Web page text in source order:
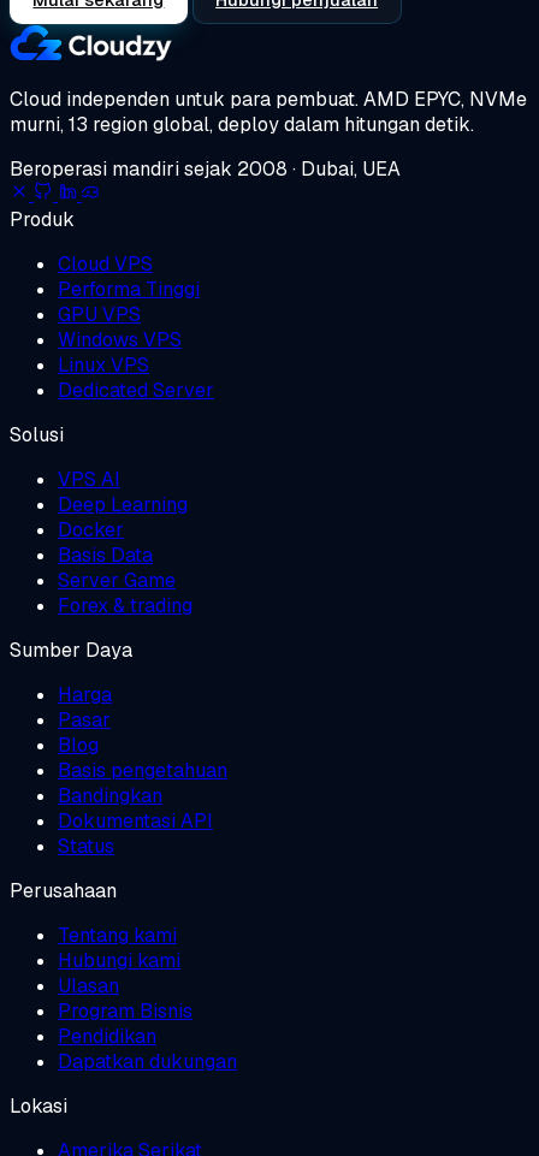
Cloud independen untuk para pembuat.AMD EPYC, NVMe
murni, 13 region global, deploy dalam hitungan detik.
Beroperasi mandiri sejak 2008 · Dubai, UEA
Produk
Cloud VPS
Performa Tinggi
GPU VPS
Windows VPS
Linux VPS
Dedicated Server
Solusi
VPS AI
Deep Learning
Docker
Basis Data
Server Game
Forex & trading
Sumber Daya
Harga
Pasar
Blog
Basis pengetahuan
Bandingkan
Dokumentasi API
Status
Perusahaan
Tentang kami
Hubungi kami
Ulasan
Program Bisnis
Pendidikan
Dapatkan dukungan
Lokasi
Amerika Serikat